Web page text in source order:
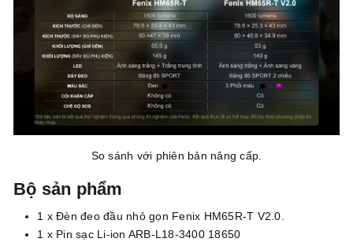
So sánh với phiên bản nâng cấp.
Bộ sản phẩm
1 x Đèn đeo đầu nhỏ gọn Fenix HM65R-T V2.0.
1 x Pin sạc Li-ion ARB-L18-3400 18650